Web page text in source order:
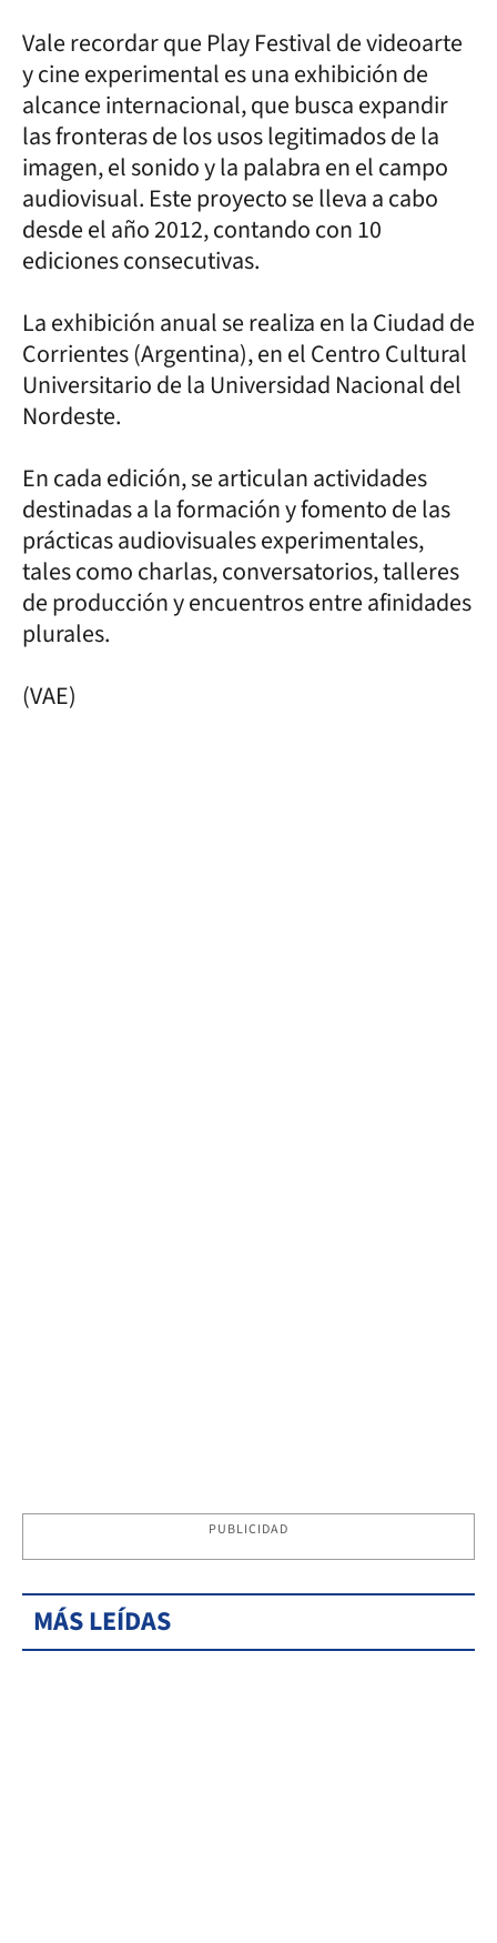
Vale recordar que Play Festival de videoarte
y cine experimental es una exhibición de
alcance internacional, que busca expandir
las fronteras de los usos legitimados de la
imagen, el sonido y la palabra en el campo
audiovisual. Este proyecto se lleva a cabo
desde el año 2012, contando con 10
ediciones consecutivas.
La exhibición anual se realiza en la Ciudad de
Corrientes (Argentina), en el Centro Cultural
Universitario de la Universidad Nacional del
Nordeste.
En cada edición, se articulan actividades
destinadas a la formación y fomento de las
prácticas audiovisuales experimentales,
tales como charlas, conversatorios, talleres
de producción y encuentros entre afinidades
plurales.
(VAE)
PUBLICIDAD
MÁS LEÍDAS